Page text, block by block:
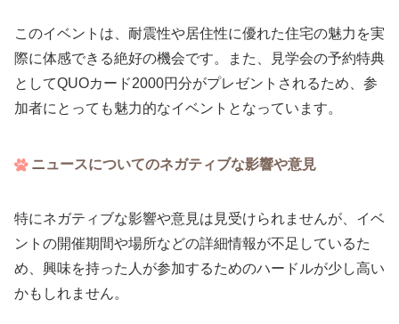
このイベントは、耐震性や居住性に優れた住宅の魅力を実
際に体感できる絶好の機会です。また、見学会の予約特典
としてQUOカード2000円分がプレゼントされるため、参
加者にとっても魅力的なイベントとなっています。
ニュースについてのネガティブな影響や意見
特にネガティブな影響や意見は見受けられませんが、イベ
ントの開催期間や場所などの詳細情報が不足しているた
め、興味を持った人が参加するためのハードルが少し高い
かもしれません。